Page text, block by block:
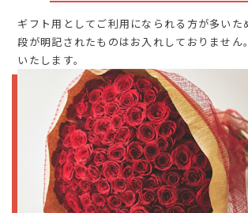
ギフト用としてご利用になられる方が多いた
段が明記されたものはお入れしておりません
いたします。